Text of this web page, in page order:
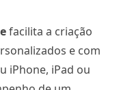
facilita a criação
e com
iPhone, iPad ou